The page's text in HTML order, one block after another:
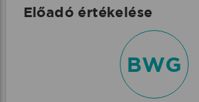
Előadó értékelése
BWG